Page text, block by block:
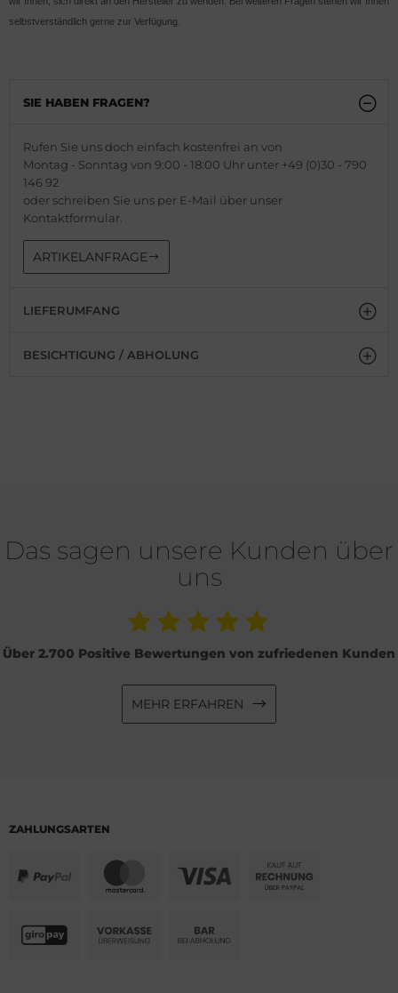
SIE HABEN FRAGEN?
Rufen Sie uns doch einfach kostenfrei an von
Montag - Sonntag von 9:00 - 18:00 Uhr unter +49 (0)30 - 790
146 92
oder schreiben Sie uns per E-Mail über unser
Kontaktformular.
ARTIKELANFRAGE
LIEFERUMFANG
BESICHTIGUNG / ABHOLUNG
selbstverständlich gerne zur Verfügung.
Das sagen unsere Kunden über
uns
Über 2.700 Positive Bewertungen von zufriedenen Kunden
MEHR ERFAHREN
ZAHLUNGSARTEN